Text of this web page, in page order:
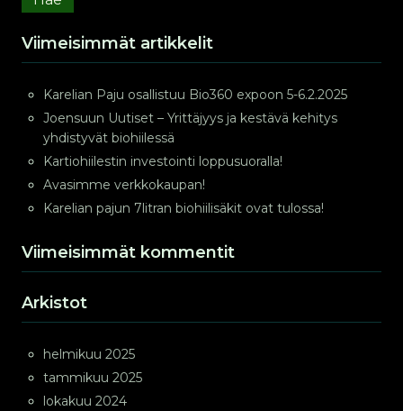
Viimeisimmät artikkelit
Karelian Paju osallistuu Bio360 expoon 5-6.2.2025
Joensuun Uutiset – Yrittäjyys ja kestävä kehitys
yhdistyvät biohiilessä
Kartiohiilestin investointi loppusuoralla!
Avasimme verkkokaupan!
Karelian pajun 7litran biohiilisäkit ovat tulossa!
Viimeisimmät kommentit
Arkistot
helmikuu 2025
tammikuu 2025
lokakuu 2024